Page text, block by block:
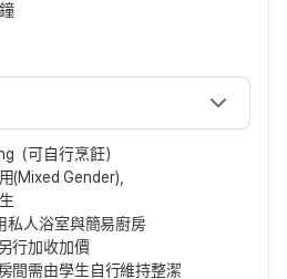
（可自行烹飪）
(Mixed Gender)，
私人浴室與簡易廚房
行加收加價
間需由學生自行維持整潔